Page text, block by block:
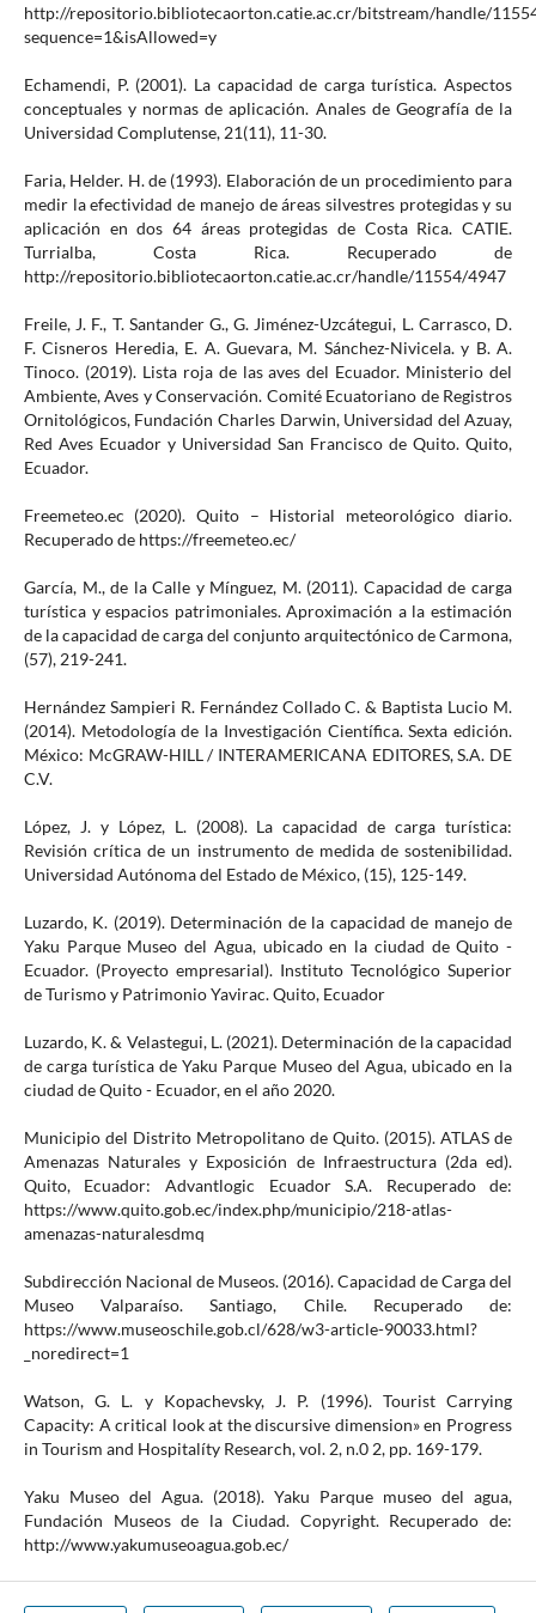
http://repositorio.bibliotecaorton.catie.ac.cr/bitstream/handle/
sequence=1&isAllowed=y
Echamendi, P. (2001). La capacidad de carga turística. Aspectos
conceptuales y normas de aplicación. Anales de Geografía de la
Universidad Complutense, 21(11), 11-30.
Faria, Helder. H. de (1993). Elaboración de un procedimiento para
medir la efectividad de manejo de áreas silvestres protegidas y su
aplicación en dos 64 áreas protegidas de Costa Rica. CATIE.
Turrialba, Costa Rica. Recuperado de
http://repositorio.bibliotecaorton.catie.ac.cr/handle/11554/4947
Freile, J. F., T. Santander G., G. Jiménez-Uzcátegui, L. Carrasco, D.
F. Cisneros Heredia, E. A. Guevara, M. Sánchez-Nivicela. y B. A.
Tinoco. (2019). Lista roja de las aves del Ecuador. Ministerio del
Ambiente, Aves y Conservación. Comité Ecuatoriano de Registros
Ornitológicos, Fundación Charles Darwin, Universidad del Azuay,
Red Aves Ecuador y Universidad San Francisco de Quito. Quito,
Ecuador.
Freemeteo.ec (2020). Quito – Historial meteorológico diario.
Recuperado de https://freemeteo.ec/
García, M., de la Calle y Mínguez, M. (2011). Capacidad de carga
turística y espacios patrimoniales. Aproximación a la estimación
de la capacidad de carga del conjunto arquitectónico de Carmona,
(57), 219-241.
Hernández Sampieri R. Fernández Collado C. & Baptista Lucio M.
(2014). Metodología de la Investigación Científica. Sexta edición.
México: McGRAW-HILL / INTERAMERICANA EDITORES, S.A. DE
C.V.
López, J. y López, L. (2008). La capacidad de carga turística:
Revisión crítica de un instrumento de medida de sostenibilidad.
Universidad Autónoma del Estado de México, (15), 125-149.
Luzardo, K. (2019). Determinación de la capacidad de manejo de
Yaku Parque Museo del Agua, ubicado en la ciudad de Quito -
Ecuador. (Proyecto empresarial). Instituto Tecnológico Superior
de Turismo y Patrimonio Yavirac. Quito, Ecuador
Luzardo, K. & Velastegui, L. (2021). Determinación de la capacidad
de carga turística de Yaku Parque Museo del Agua, ubicado en la
ciudad de Quito - Ecuador, en el año 2020.
Municipio del Distrito Metropolitano de Quito. (2015). ATLAS de
Amenazas Naturales y Exposición de Infraestructura (2da ed).
Quito, Ecuador: Advantlogic Ecuador S.A. Recuperado de:
https://www.quito.gob.ec/index.php/municipio/218-atlas-
amenazas-naturalesdmq
Subdirección Nacional de Museos. (2016). Capacidad de Carga del
Museo Valparaíso. Santiago, Chile. Recuperado de:
https://www.museoschile.gob.cl/628/w3-article-90033.html?
_noredirect=1
Watson, G. L. y Kopachevsky, J. P. (1996). Tourist Carrying
Capacity: A critical look at the discursive dimension» en Progress
in Tourism and Hospitalíty Research, vol. 2, n.0 2, pp. 169-179.
Yaku Museo del Agua. (2018). Yaku Parque museo del agua,
Fundación Museos de la Ciudad. Copyright. Recuperado de:
http://www.yakumuseoagua.gob.ec/